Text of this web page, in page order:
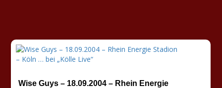
Wise Guys – 18.09.2004 – Rhein Energie